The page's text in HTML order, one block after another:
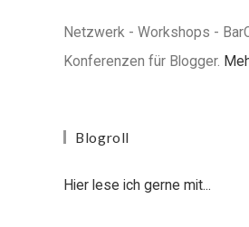
Netzwerk - Workshops -
Konferenzen für Blogger.
Blogroll
Hier lese ich gerne mit...